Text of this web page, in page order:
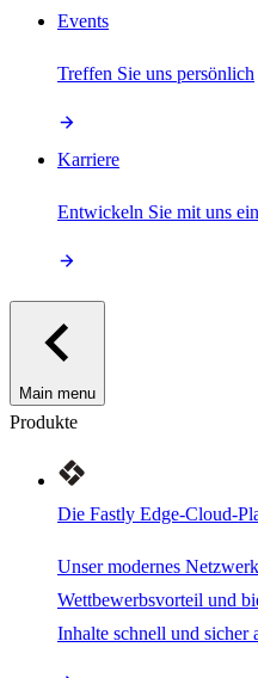
Events
Treffen Sie uns persönlich
Karriere
Entwickeln Sie mit uns
Main menu
Produkte
Die Fastly Edge-Cloud-
Unser modernes
Wettbewerbsvorteil und
Inhalte schnell und sicher